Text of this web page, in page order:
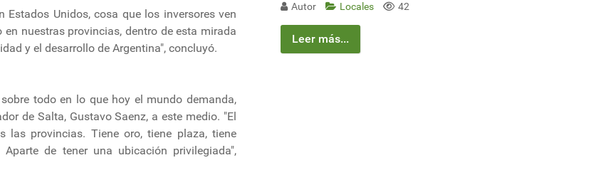
Unidos, cosa que los inversores ven
nuestras provincias, dentro de esta mirada
y el desarrollo de Argentina", concluyó.
todo en lo que hoy el mundo demanda,
de Salta, Gustavo Saenz, a este medio. "El
provincias. Tiene oro, tiene plaza, tiene
de tener una ubicación privilegiada",
Autor Locales 42
Leer más...